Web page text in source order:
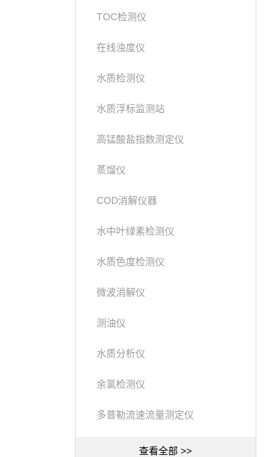
TOC检测仪
在线浊度仪
水质检测仪
水质浮标监测站
高锰酸盐指数测定仪
蒸馏仪
COD消解仪器
水中叶绿素检测仪
水质色度检测仪
微波消解仪
测油仪
水质分析仪
余氯检测仪
多普勒流速流量测定仪
查看全部 >>